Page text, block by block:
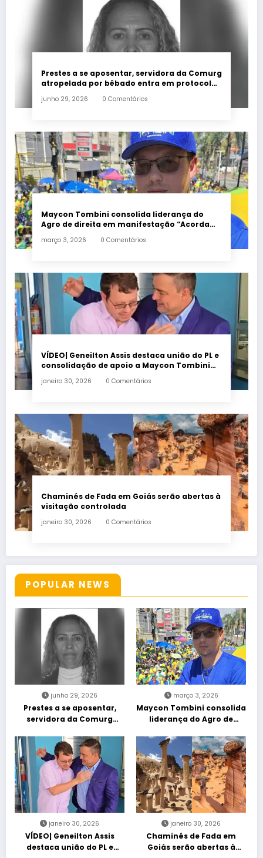
Prestes a se aposentar, servidora da Comurg
atropelada por bêbado entra em protocolo
junho 29, 2026 0 Comentários
Maycon Tombini consolida liderança do
Agro de direita em manifestação “Acorda
março 3, 2026 0 Comentários
VÍDEO| Geneilton Assis destaca união do PL e
consolidação de apoio a Maycon Tombini
janeiro 30, 2026 0 Comentários
Chaminés de Fada em Goiás serão abertas à
visitação controlada
janeiro 30, 2026 0 Comentários
POPULAR NEWS
junho 29, 2026
Prestes a se aposentar,
servidora da Comurg
entra em protocolo de
morte encefálica
março 3, 2026
Maycon Tombini consolida
liderança do Agro de
“Acorda Brasil” em Goiânia
janeiro 30, 2026
VÍDEO| Geneilton Assis
destaca união do PL e
janeiro 30, 2026
Chaminés de Fada em
Goiás serão abertas à